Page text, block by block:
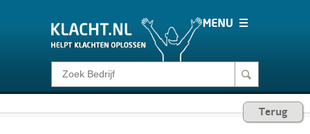
Klacht melden
Terug